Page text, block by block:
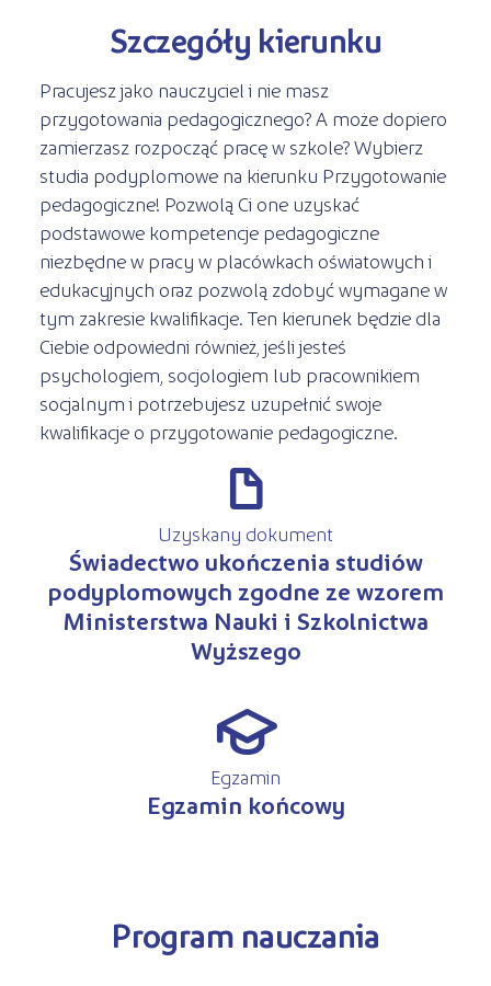
Szczegóły kierunku
Pracujesz jako nauczyciel i nie masz
przygotowania pedagogicznego? A może dopiero
zamierzasz rozpocząć pracę w szkole? Wybierz
studia podyplomowe na kierunku Przygotowanie
pedagogiczne! Pozwolą Ci one uzyskać
podstawowe kompetencje pedagogiczne
niezbędne w pracy w placówkach oświatowych i
edukacyjnych oraz pozwolą zdobyć wymagane w
tym zakresie kwalifikacje. Ten kierunek będzie dla
Ciebie odpowiedni również, jeśli jesteś
psychologiem, socjologiem lub pracownikiem
socjalnym i potrzebujesz uzupełnić swoje
kwalifikacje o przygotowanie pedagogiczne.
d
Uzyskany dokument
Świadectwo ukończenia studiów
podyplomowych zgodne ze wzorem
Ministerstwa Nauki i Szkolnictwa
Wyższego
q
Egzamin
Egzamin końcowy
Program nauczania